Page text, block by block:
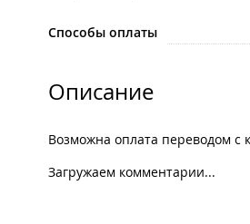
Способы оплаты
Описание
Возможна оплата переводом с
Загружаем комментарии...